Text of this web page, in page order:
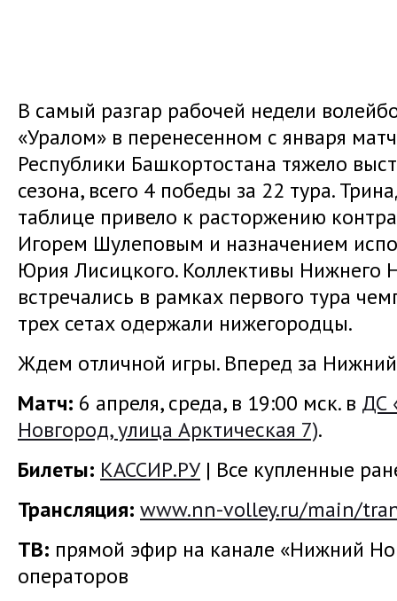
В самый разгар рабочей недели
«Уралом» в перенесенном с января
Республики Башкортостана тяжело
сезона, всего 4 победы за 22 тура.
таблице привело к расторжению
Игорем Шулеповым и назначением
Юрия Лисицкого. Коллективы Нижнего
встречались в рамках первого тура
трех сетах одержали нижегородцы.
Ждем отличной игры. Вперед за
Матч: 6 апреля, среда, в 19:00 мск. в ДС
Новгород, улица Арктическая 7).
Билеты: КАССИР.РУ | Все купленные
Трансляция: www.nn-volley.ru/main/
ТВ: прямой эфир на канале «Нижний
операторов